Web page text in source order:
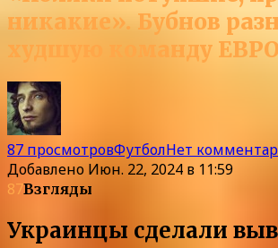
никакие». Бубнов
худшую команду
87 просмотровФутболНет
Добавлено Июн. 22, 2024 в 11:59
87Взгляды
Украинцы сделали